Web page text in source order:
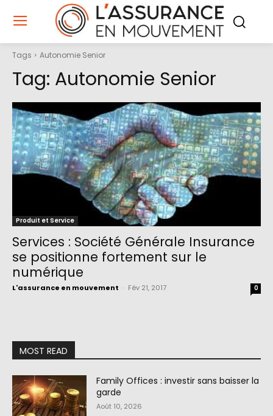
Tags Autonomie Senior
Tag: Autonomie Senior
Produit et Service
Services : Société Générale Insurance
se positionne fortement sur le
numérique
L'assurance en mouvement Fév 21, 2017 0
MOST READ
Family Offices : investir sans baisser la
garde
Août 10, 2026